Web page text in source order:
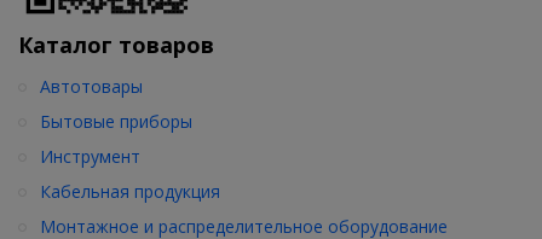
Каталог товаров
Автотовары
Бытовые приборы
Инструмент
Кабельная продукция
Монтажное и распределительное оборудование